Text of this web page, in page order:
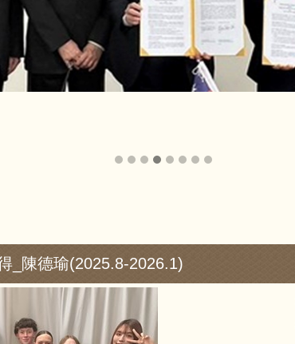
_陳德瑜(2025.8-2026.1)